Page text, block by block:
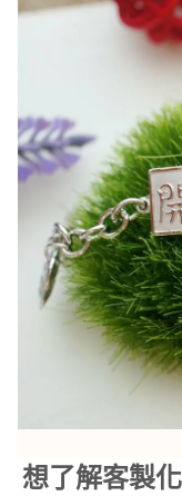
想了解客製